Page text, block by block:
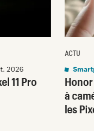
11 Pro
2026
à
les
ACTU